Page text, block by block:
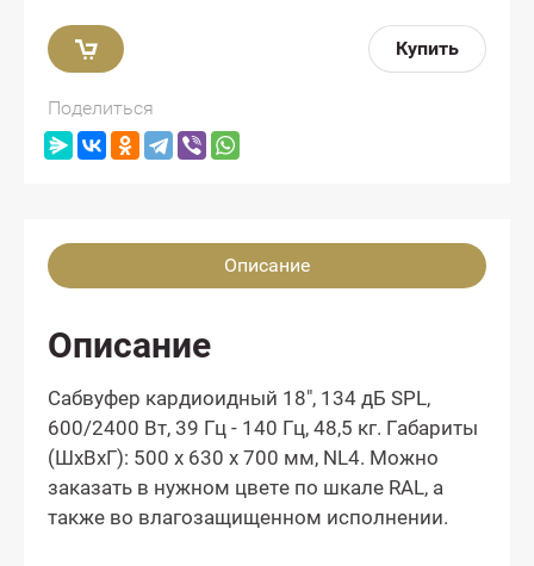
Купить
Поделиться
Описание
Описание
Сабвуфер кардиоидный 18", 134 дБ SPL,
600/2400 Вт, 39 Гц - 140 Гц, 48,5 кг. Габариты
(ШxВxГ): 500 x 630 x 700 мм, NL4. Можно
заказать в нужном цвете по шкале RAL, а
также во влагозащищенном исполнении.